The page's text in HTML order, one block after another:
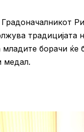
традицијата
борачи ќе
медал.